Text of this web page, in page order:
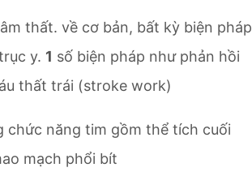
thất. về cơ bản, bất kỳ biện pháp
y. 1 số biện pháp như phản hồi
thất trái (stroke work)
chức năng tim gồm thể tích cuối
mạch phổi bít